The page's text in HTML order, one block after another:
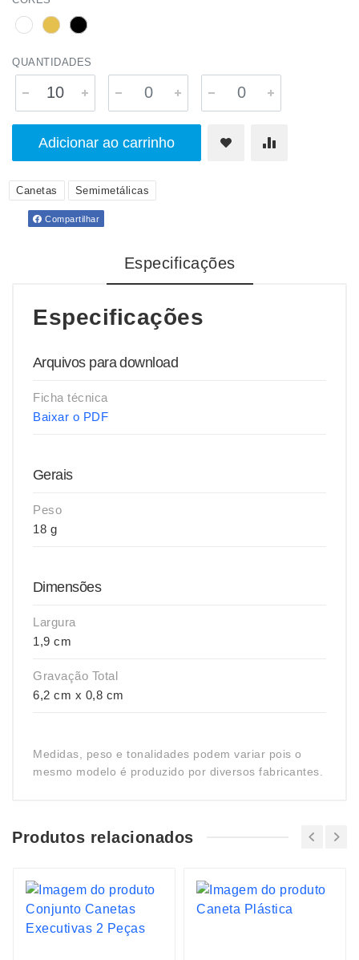
QUANTIDADES
Adicionar ao carrinho
Canetas Semimetálicas
Compartilhar
Especificações
Especificações
Arquivos para download
Ficha técnica
Baixar o PDF
Gerais
Peso
18 g
Dimensões
Largura
1,9 cm
Gravação Total
6,2 cm x 0,8 cm
Medidas, peso e tonalidades podem variar pois o
mesmo modelo é produzido por diversos fabricantes.
Produtos relacionados